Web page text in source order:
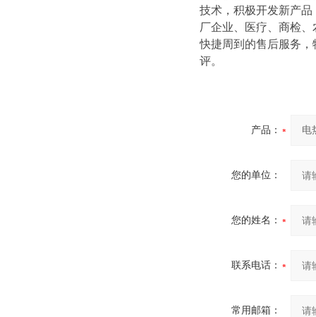
技术，积极开发新产
厂企业、医疗、商检
快捷周到的售后服务
评。
产品：
您的单位：
您的姓名：
联系电话：
常用邮箱：